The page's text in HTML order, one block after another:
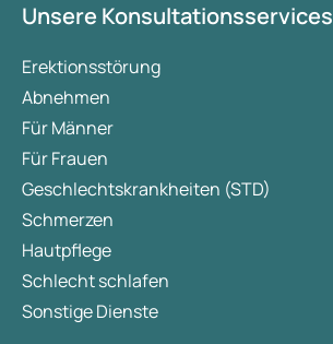
Unsere Konsultationsservices
Erektionsstörung
Abnehmen
Für Männer
Für Frauen
Geschlechtskrankheiten (STD)
Schmerzen
Hautpflege
Schlecht schlafen
Sonstige Dienste